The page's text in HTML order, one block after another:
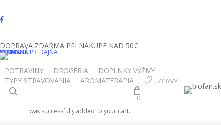
to
content
facebook
DOPRAVA ZDARMA PRI NÁKUPE NAD 50€
O NÁS
BLOG
KONTAKT
KAMENNÁ PREDAJŇA
POTRAVINY DROGÉRIA
DOPLNKY VÝŽIVY
TYPY STRAVOVANIA
AROMATERAPIA ZĽAVY
0
was successfully added to your cart.
čubrica